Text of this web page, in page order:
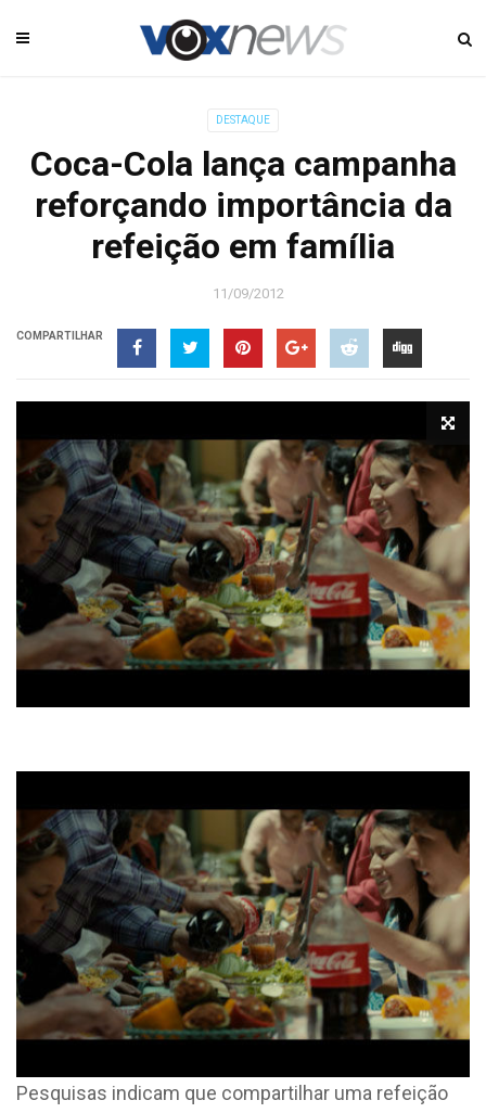
DESTAQUE
Coca-Cola lança campanha
reforçando importância da
refeição em família
11/09/2012
COMPARTILHAR
Pesquisas indicam que compartilhar uma refeição